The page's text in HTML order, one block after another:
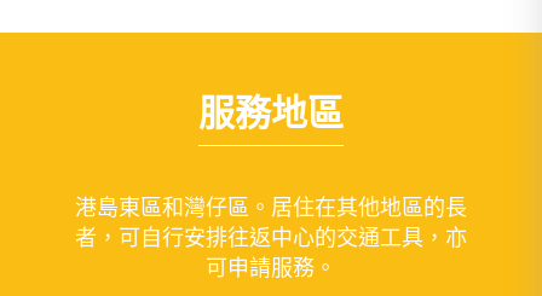
服務地區
港島東區和灣仔區。居住在其他地區的長
者，可自行安排往返中心的交通工具，亦
可申請服務。